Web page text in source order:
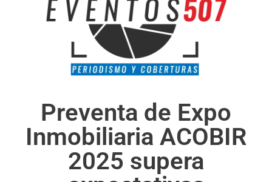
Preventa de Expo
Inmobiliaria ACOBIR
2025 supera